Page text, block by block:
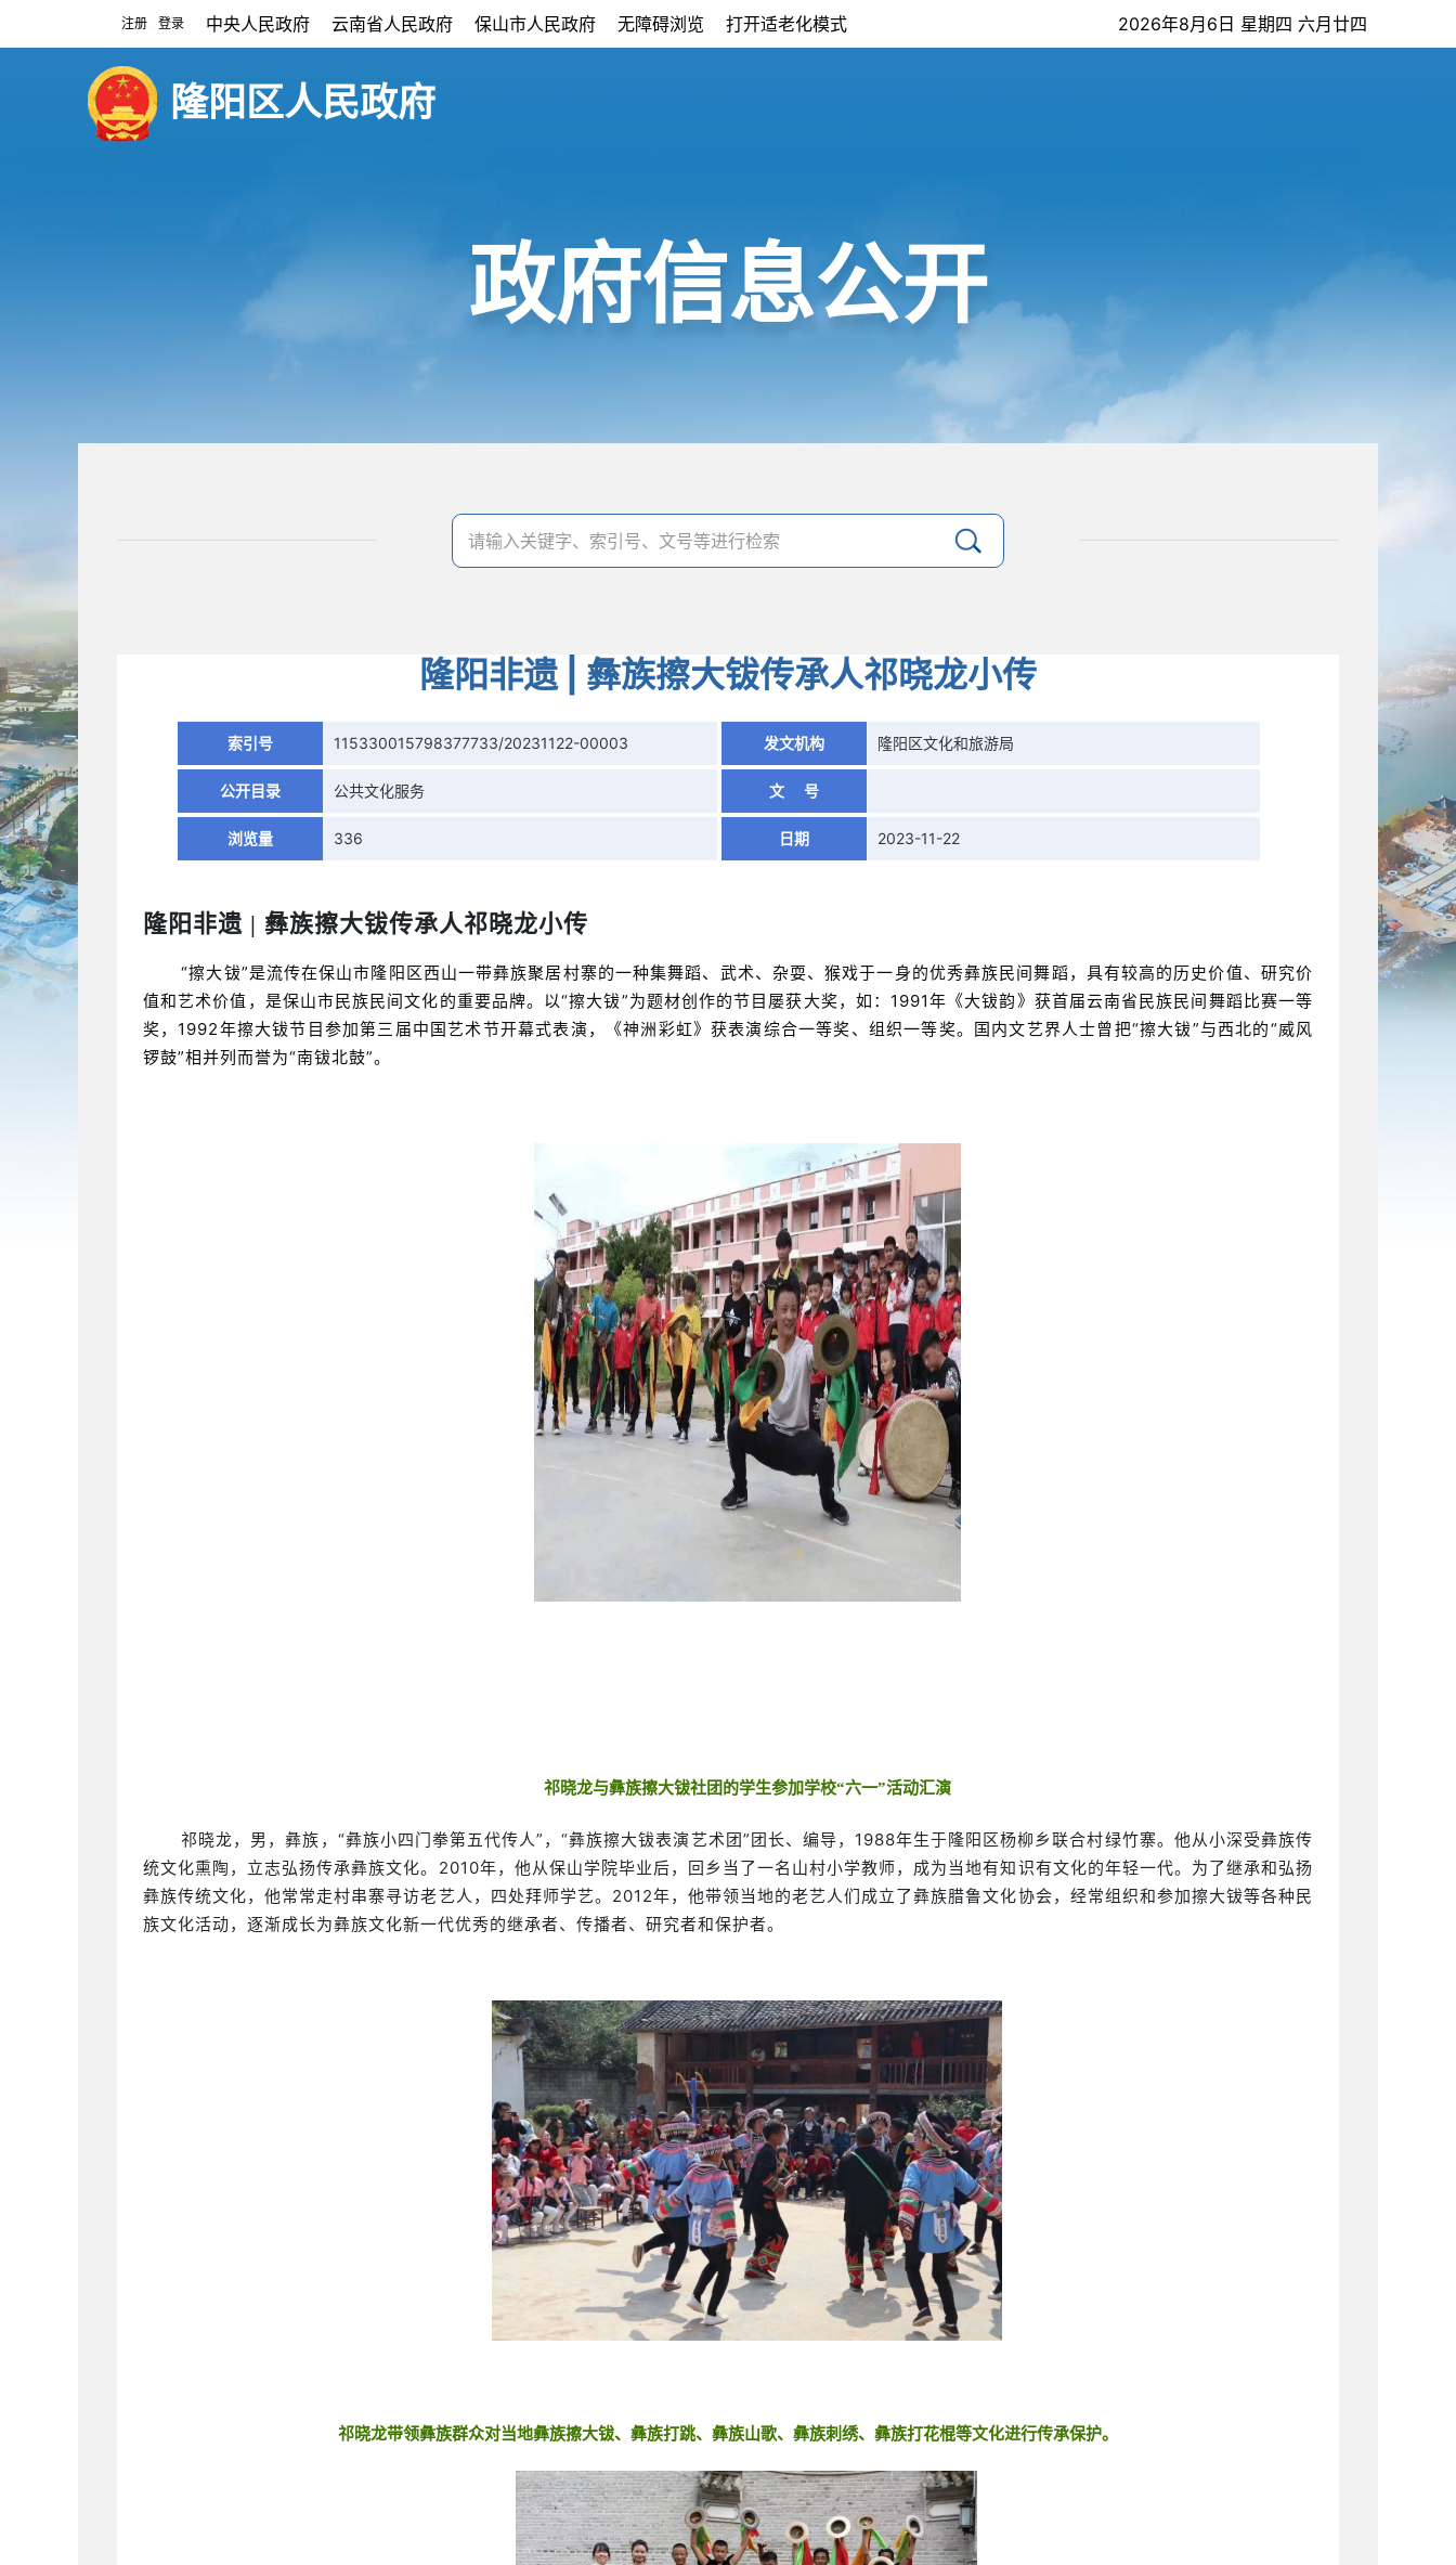
注册 登录 中央人民政府 云南省人民政府 保山市人民政府 无障碍浏览 打开适老化模式 2026年8月6日 星期四 六月廿四
隆阳区人民政府
政府信息公开
隆阳非遗 | 彝族擦大钹传承人祁晓龙小传
索引号 115330015798377733/20231122-00003 发文机构 隆阳区文化和旅游局
公开目录 公共文化服务 文 号
浏览量 336 日期 2023-11-22
隆阳非遗 | 彝族擦大钹传承人祁晓龙小传
“擦大钹”是流传在保山市隆阳区西山一带彝族聚居村寨的一种集舞蹈、武术、杂耍、猴戏于一身的优秀彝族民间舞蹈，具有较高的历史价值、研究价
值和艺术价值，是保山市民族民间文化的重要品牌。以“擦大钹”为题材创作的节目屡获大奖，如：1991年《大钹韵》获首届云南省民族民间舞蹈比赛一等
奖，1992年擦大钹节目参加第三届中国艺术节开幕式表演，《神洲彩虹》获表演综合一等奖、组织一等奖。国内文艺界人士曾把“擦大钹”与西北的“威风
锣鼓”相并列而誉为“南钹北鼓”。
祁晓龙与彝族擦大钹社团的学生参加学校“六一”活动汇演
祁晓龙，男，彝族，“彝族小四门拳第五代传人”，“彝族擦大钹表演艺术团”团长、编导，1988年生于隆阳区杨柳乡联合村绿竹寨。他从小深受彝族传
统文化熏陶，立志弘扬传承彝族文化。2010年，他从保山学院毕业后，回乡当了一名山村小学教师，成为当地有知识有文化的年轻一代。为了继承和弘扬
彝族传统文化，他常常走村串寨寻访老艺人，四处拜师学艺。2012年，他带领当地的老艺人们成立了彝族腊鲁文化协会，经常组织和参加擦大钹等各种民
族文化活动，逐渐成长为彝族文化新一代优秀的继承者、传播者、研究者和保护者。
祁晓龙带领彝族群众对当地彝族擦大钹、彝族打跳、彝族山歌、彝族刺绣、彝族打花棍等文化进行传承保护。